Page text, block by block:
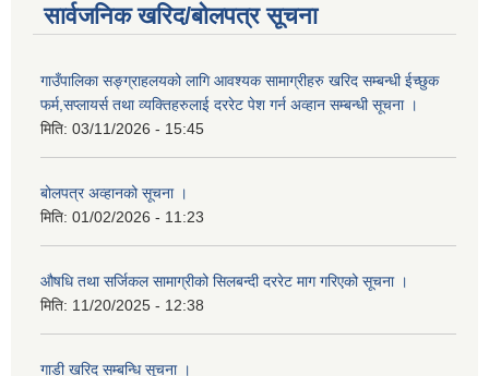
सार्वजनिक खरिद/बोलपत्र सूचना
गाउँपालिका सङ्ग्राहलयको लागि आवश्यक सामाग्रीहरु खरिद सम्बन्धी ईच्छुक
फर्म,सप्लायर्स तथा व्यक्तिहरुलाई दररेट पेश गर्न अव्हान सम्बन्धी सूचना ।
मिति: 03/11/2026 - 15:45
बोलपत्र अव्हानको सूचना ।
मिति: 01/02/2026 - 11:23
औषधि तथा सर्जिकल सामाग्रीको सिलबन्दी दररेट माग गरिएको सूचना ।
मिति: 11/20/2025 - 12:38
गाडी खरिद सम्बन्धि सूचना ।